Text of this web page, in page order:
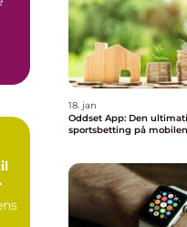
18. jan
Oddset App: Den
sportsbetting på mobilen